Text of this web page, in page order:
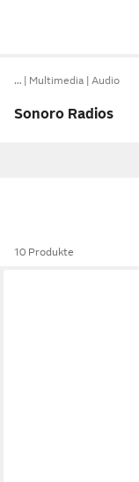
… Multimedia Audio
Sonoro Radios
10 Produkte